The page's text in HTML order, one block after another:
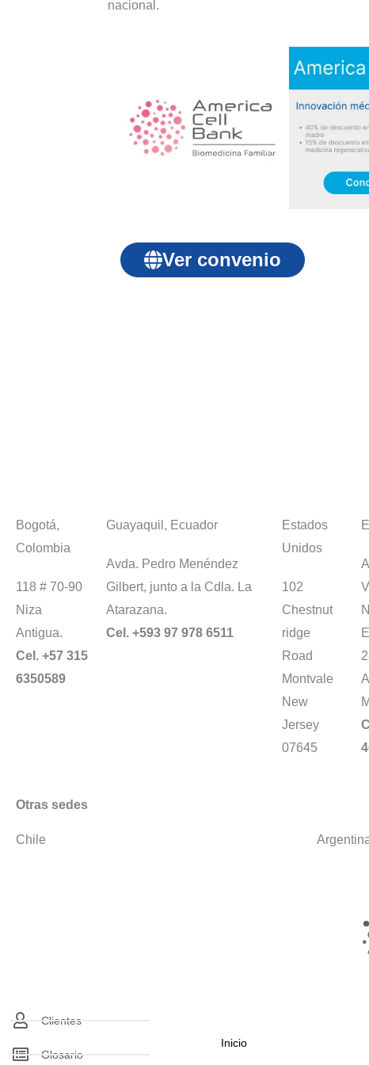
nacional.
Ver convenio
Bogotá,
Colombia
118 # 70-90
Niza
Antigua.
Cel. +57 315
6350589
Guayaquil, Ecuador
Avda. Pedro Menéndez
Gilbert, junto a la Cdla. La
Atarazana.
Cel. +593 97 978 6511
Estados
Unidos
102
Chestnut
ridge
Road
Montvale
New
Jersey
07645
Otras sedes
Chile
Clientes
Glosario
Inicio